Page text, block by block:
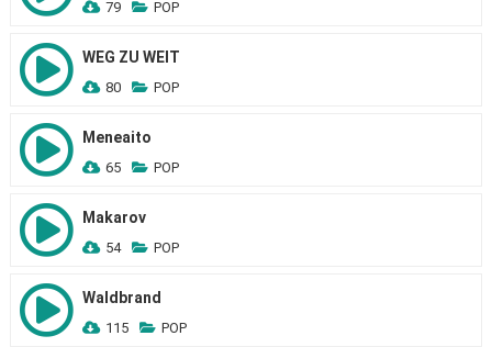
79 POP
WEG ZU WEIT
80 POP
Meneaito
65 POP
Makarov
54 POP
Waldbrand
115 POP